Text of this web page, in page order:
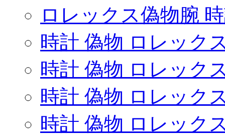
ロレックス偽物腕
時計 偽物 ロレック
時計 偽物 ロレック
時計 偽物 ロレック
時計 偽物 ロレック